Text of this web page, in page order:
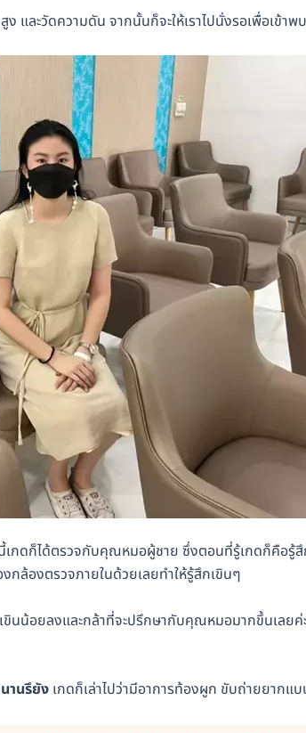
และวัดความดัน จากนั้นก็จะให้เราไปนั่งรอเพื่อเข้า
กดก็ได้ตรวจกับคุณหมอผู้ชาย ซึ่งตอนที่รู้เกดก็คือรู้สึ
กล้องตรวจภายในด้วยเลยทำให้รู้สึกเขินๆ
น้อยลงและกล้าที่จะปรึกษากับคุณหมอมากขึ้นเลยค่ะ
านรึยัง เกดก็เล่าไปว่ามีอาการท้องผูก ขับถ่ายยากแ